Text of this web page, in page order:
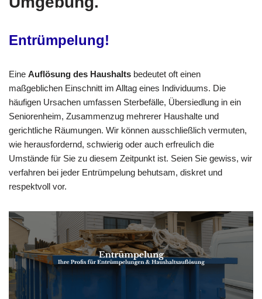
Entrümpelung!
Eine Auflösung des Haushalts bedeutet oft einen
maßgeblichen Einschnitt im Alltag eines Individuums. Die
häufigen Ursachen umfassen Sterbefälle, Übersiedlung in ein
Seniorenheim, Zusammenzug mehrerer Haushalte und
gerichtliche Räumungen. Wir können ausschließlich vermuten,
wie herausfordernd, schwierig oder auch erfreulich die
Umstände für Sie zu diesem Zeitpunkt ist. Seien Sie gewiss, wir
verfahren bei jeder Entrümpelung behutsam, diskret und
respektvoll vor.